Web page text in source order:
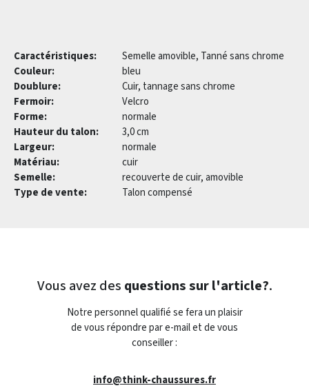
Caractéristiques:
Semelle amovible, Tanné sans chrome
Couleur:
bleu
Doublure:
Cuir, tannage sans chrome
Fermoir:
Velcro
Forme:
normale
Hauteur du talon:
3,0 cm
Largeur:
normale
Matériau:
cuir
Semelle:
recouverte de cuir, amovible
Type de vente:
Talon compensé
Vous avez des questions sur l'article?.
Notre personnel qualifié se fera un plaisir
de vous répondre par e-mail et de vous
conseiller :
info@think-chaussures.fr